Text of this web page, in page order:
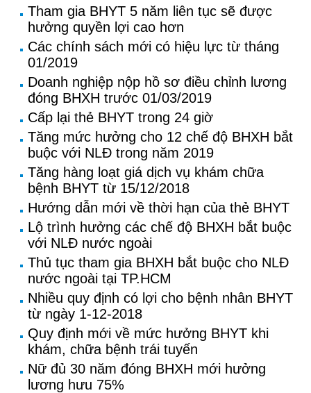
Tham gia BHYT 5 năm liên tục sẽ được
hưởng quyền lợi cao hơn
Các chính sách mới có hiệu lực từ tháng
01/2019
Doanh nghiệp nộp hồ sơ điều chỉnh lương
đóng BHXH trước 01/03/2019
Cấp lại thẻ BHYT trong 24 giờ
Tăng mức hưởng cho 12 chế độ BHXH bắt
buộc với NLĐ trong năm 2019
Tăng hàng loạt giá dịch vụ khám chữa
bệnh BHYT từ 15/12/2018
Hướng dẫn mới về thời hạn của thẻ BHYT
Lộ trình hưởng các chế độ BHXH bắt buộc
với NLĐ nước ngoài
Thủ tục tham gia BHXH bắt buộc cho NLĐ
nước ngoài tại TP.HCM
Nhiều quy định có lợi cho bệnh nhân BHYT
từ ngày 1-12-2018
Quy định mới về mức hưởng BHYT khi
khám, chữa bệnh trái tuyến
Nữ đủ 30 năm đóng BHXH mới hưởng
lương hưu 75%